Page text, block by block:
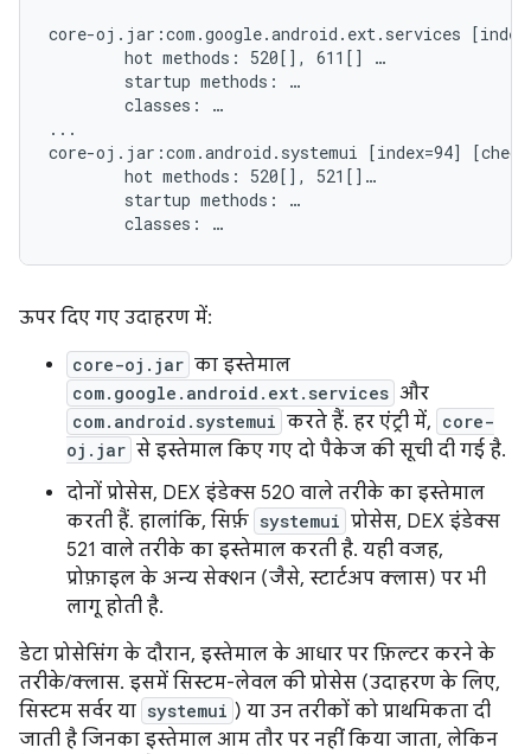
core-oj.jar:com.google.android.ext.services
        hot methods: 520[], 611[] …
        startup methods: …
        classes: …
...
core-oj.jar:com.android.systemui [index=94]
        hot methods: 520[], 521[]…
        startup methods: …
ऊपर दिए गए उदाहरण में:
core-oj.jar का इस्तेमाल
com.google.android.ext.services और
com.android.systemui करते हैं. हर एंट्री में, core-
oj.jar से इस्तेमाल किए गए दो पैकेज की सूची दी गई है.
दोनों प्रोसेस, DEX इंडेक्स 520 वाले तरीके का इस्तेमाल
करती हैं. हालांकि, सिर्फ़ systemui प्रोसेस, DEX इंडेक्स
521 वाले तरीके का इस्तेमाल करती है. यही वजह,
प्रोफ़ाइल के अन्य सेक्शन (जैसे, स्टार्टअप क्लास) पर भी
लागू होती है.
डेटा प्रोसेसिंग के दौरान, इस्तेमाल के आधार पर फ़िल्टर करने के
तरीके/क्लास. इसमें सिस्टम-लेवल की प्रोसेस (उदाहरण के लिए,
सिस्टम सर्वर या systemui ) या उन तरीकों को प्राथमिकता दी
जाती है जिनका इस्तेमाल आम तौर पर नहीं किया जाता, लेकिन